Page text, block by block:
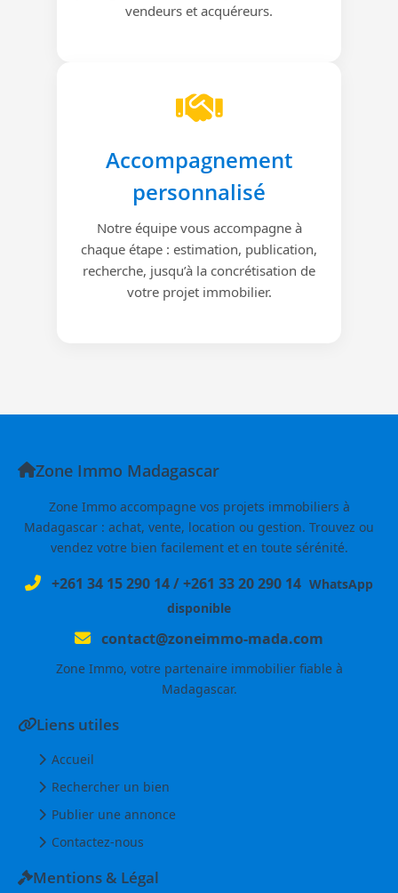
vendeurs et acquéreurs.
Accompagnement
personnalisé
Notre équipe vous accompagne à
chaque étape : estimation, publication,
recherche, jusqu’à la concrétisation de
votre projet immobilier.
Zone Immo Madagascar
Zone Immo accompagne vos projets immobiliers à
Madagascar : achat, vente, location ou gestion. Trouvez ou
vendez votre bien facilement et en toute sérénité.
+261 34 15 290 14/+261 33 20 290 14 WhatsApp
disponible
contact@zoneimmo-mada.com
Zone Immo, votre partenaire immobilier fiable à
Madagascar.
Liens utiles
Accueil
Rechercher un bien
Publier une annonce
Contactez-nous
Mentions & Légal